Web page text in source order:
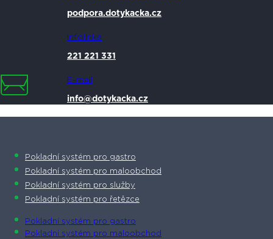
podpora.dotykacka.cz
Infolinka
221 221 331
E-mail
info@dotykacka.cz
Pokladní systém pro gastro
Pokladní systém pro maloobchod
Pokladní systém pro služby
Pokladní systém pro řetězce
Pokladní systém pro gastro
Pokladní systém pro maloobchod